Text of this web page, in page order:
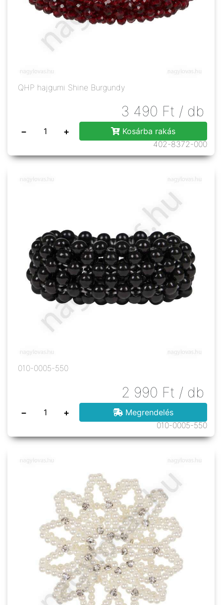
QHP hajgumi Shine Burgundy
3 490 Ft / db
− +
Kosárba rakás
402-8372-000
010-0005-550
2 990 Ft / db
− +
Megrendelés
010-0005-550